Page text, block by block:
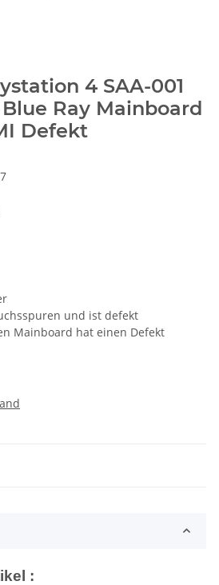
4 SAA-001
Ray Mainboard
Defekt
und ist defekt
Mainboard hat einen Defekt
: